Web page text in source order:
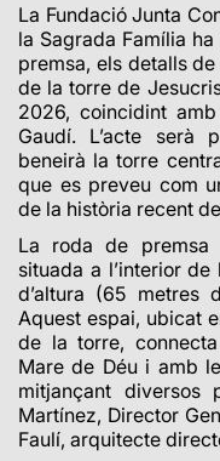
La Fundació Junta
la Sagrada Família
premsa, els detalls
de la torre de
2026, coincidint
Gaudí. L’acte serà
beneirà la torre
que es preveu com
de la història recent
La roda de premsa
situada a l’interior
d’altura (65 metres
Aquest espai, ubicat
de la torre,
Mare de Déu i amb
mitjançant diversos
Martínez, Director
Faulí, arquitecte